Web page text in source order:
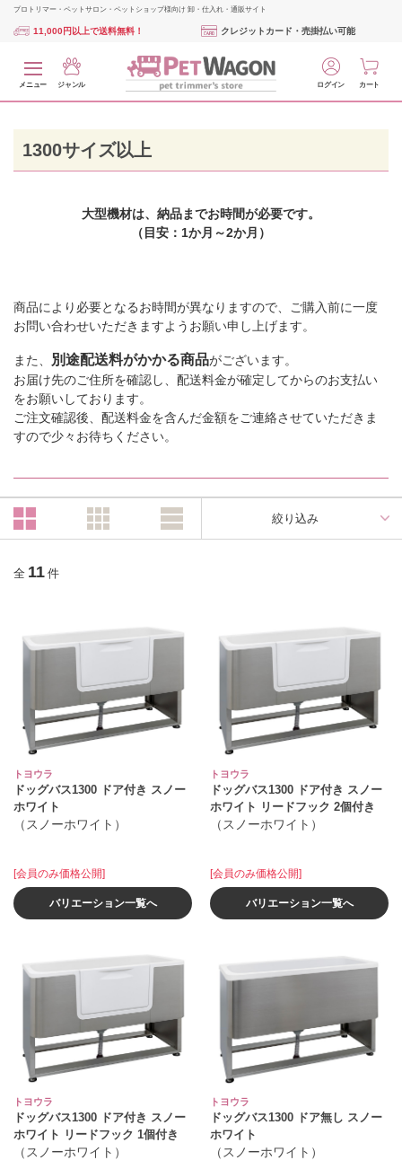
プロトリマー・ペットサロン・ペットショップ様向け 卸・仕入れ・通販サイト
11,000円以上で送料無料！ クレジットカード・売掛払い可能
メニュー ジャンル ログイン カート
1300サイズ以上
大型機材は、納品までお時間が必要です。
（目安：1か月～2か月）
商品により必要となるお時間が異なりますので、ご購入前に一度
お問い合わせいただきますようお願い申し上げます。
また、 別途配送料がかかる商品がございます。
お届け先のご住所を確認し、配送料金が確定してからのお支払い
をお願いしております。
ご注文確認後、配送料金を含んだ金額をご連絡させていただきま
すので少々お待ちください。
絞り込み
全 11 件
トヨウラ
ドッグバス1300 ドア付き スノー
ホワイト
（スノーホワイト）
[会員のみ価格公開]
バリエーション一覧へ
トヨウラ
ドッグバス1300 ドア付き スノー
ホワイト リードフック 2個付き
（スノーホワイト）
[会員のみ価格公開]
バリエーション一覧へ
トヨウラ
ドッグバス1300 ドア付き スノー
ホワイト リードフック 1個付き
（スノーホワイト）
トヨウラ
ドッグバス1300 ドア無し スノー
ホワイト
（スノーホワイト）